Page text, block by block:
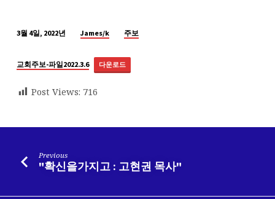
년
3
월
3월 4일, 2022년 James/k 주보
교회주보-파일2022.3.6 다운로드
Post Views: 716
Previous
"확신을가지고 : 고현권 목사"